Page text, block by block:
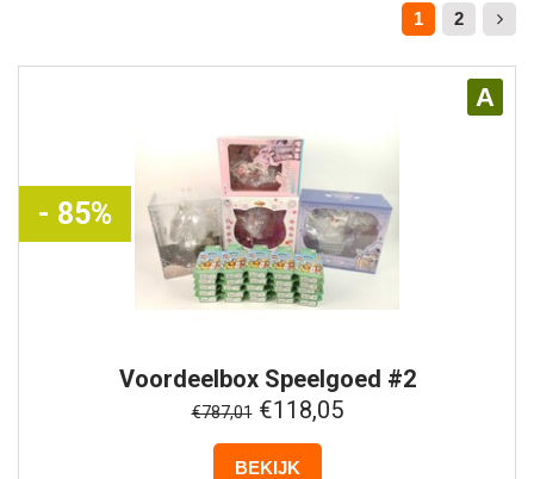
1 2
A
- 85%
VoordeelboxSpeelgoed #2
€787,01€118,05
BEKIJK